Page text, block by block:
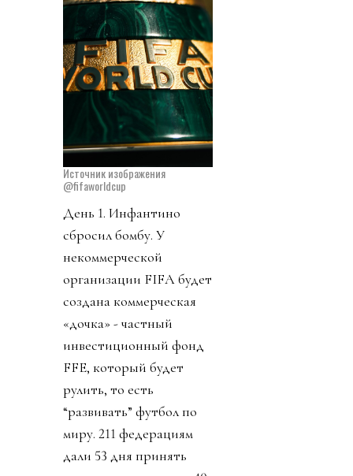
Источник изображения
@fifaworldcup
День 1. Инфантино
сбросил бомбу. У
некоммерческой
организации FIFA будет
создана коммерческая
«дочка» - частный
инвестиционный фонд
FFE, который будет
рулить, то есть
“развивать” футбол по
миру. 211 федерациям
дали 53 дня принять